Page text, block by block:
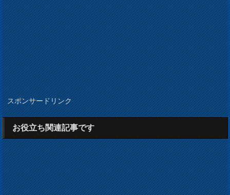
スポンサードリンク
お役立ち関連記事です